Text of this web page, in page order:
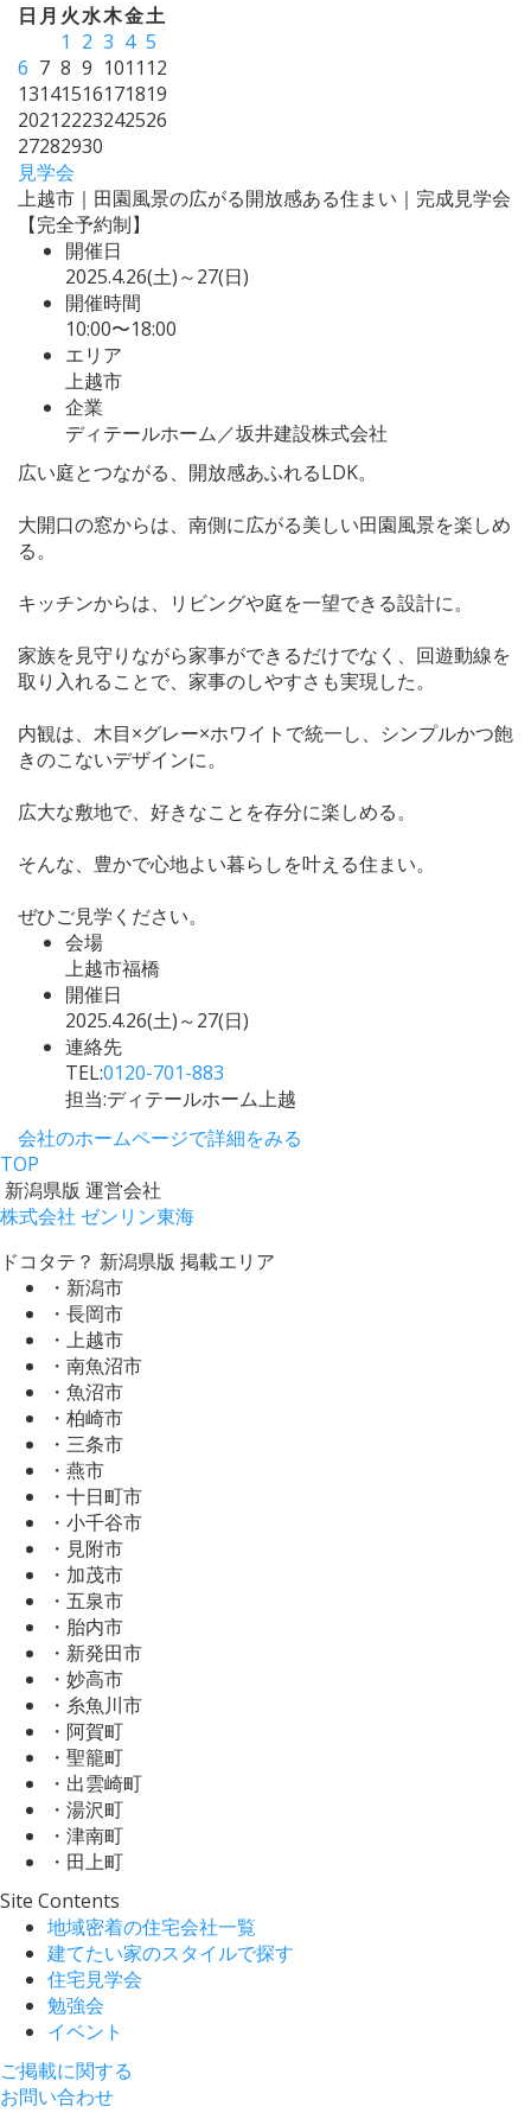
日 月 火水木金土
1 2 3 4 5
6 7 8 9 1011 12
13141516171819
20212223242526
27282930
見学会
上越市｜田園風景の広がる開放感ある住まい｜完成見学会
【完全予約制】
開催日
2025.4.26(土)～27(日)
開催時間
10:00〜18:00
エリア
上越市
企業
ディテールホーム／坂井建設株式会社
広い庭とつながる、開放感あふれるLDK。
大開口の窓からは、南側に広がる美しい田園風景を楽しめ
る。
キッチンからは、リビングや庭を一望できる設計に。
家族を見守りながら家事ができるだけでなく、回遊動線を
取り入れることで、家事のしやすさも実現した。
内観は、木目×グレー×ホワイトで統一し、シンプルかつ飽
きのこないデザインに。
広大な敷地で、好きなことを存分に楽しめる。
そんな、豊かで心地よい暮らしを叶える住まい。
ぜひご見学ください。
会場
上越市福橋
開催日
2025.4.26(土)～27(日)
連絡先
TEL:0120-701-883
担当:ディテールホーム上越
会社のホームページで詳細をみる
TOP
新潟県版 運営会社
株式会社 ゼンリン東海
ドコタテ？ 新潟県版 掲載エリア
・新潟市
・長岡市
・上越市
・南魚沼市
・魚沼市
・柏崎市
・三条市
・燕市
・十日町市
・小千谷市
・見附市
・加茂市
・五泉市
・胎内市
・新発田市
・妙高市
・糸魚川市
・阿賀町
・聖籠町
・出雲崎町
・湯沢町
・津南町
・田上町
Site Contents
地域密着の住宅会社一覧
建てたい家のスタイルで探す
住宅見学会
勉強会
イベント
ご掲載に関する
お問い合わせ